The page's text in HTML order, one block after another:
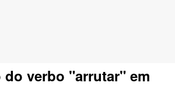
do verbo "arrutar" em